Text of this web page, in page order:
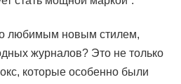
любимым новым стилем,
журналов? Это не только
которые особенно были